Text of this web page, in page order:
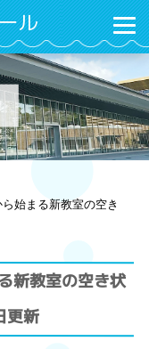
ル
始まる新教室の空き
新教室の空き状
新